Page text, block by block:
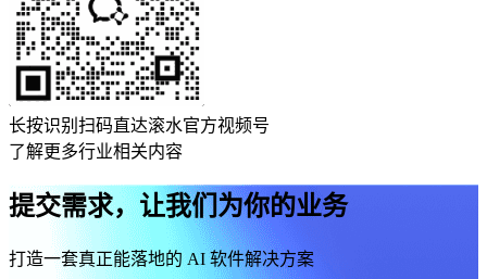
长按识别扫码直达滚水官方视频号
了解更多行业相关内容
提交需求，让我们为你的业务
打造一套真正能落地的 AI 软件解决方案